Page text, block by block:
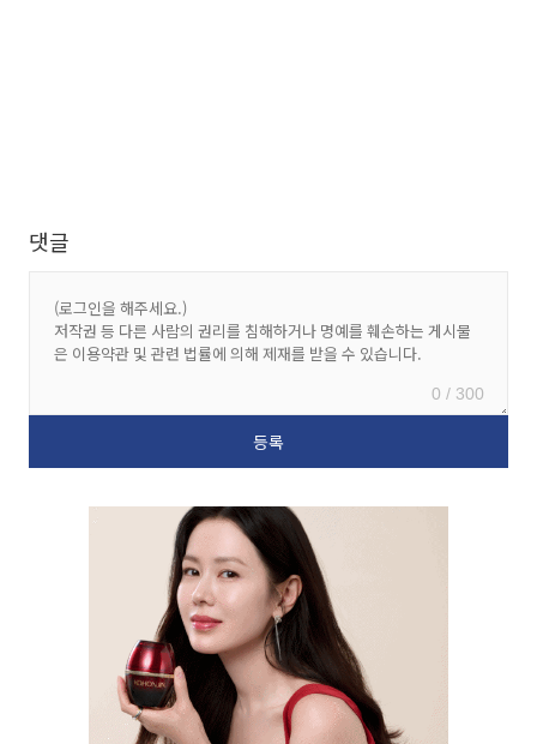
댓글
0 / 300